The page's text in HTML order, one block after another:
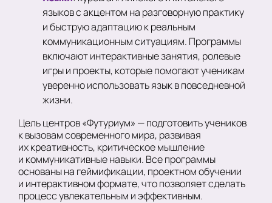
языков с акцентом на разговорную практику
и быструю адаптацию к реальным
коммуникационным ситуациям. Программы
включают интерактивные занятия, ролевые
игры и проекты, которые помогают ученикам
уверенно использовать язык в повседневной
жизни.
Цель центров «Футуриум» — подготовить учеников
к вызовам современного мира, развивая
их креативность, критическое мышление
и коммуникативные навыки. Все программы
основаны на геймификации, проектном обучении
и интерактивном формате, что позволяет сделать
процесс увлекательным и эффективным.